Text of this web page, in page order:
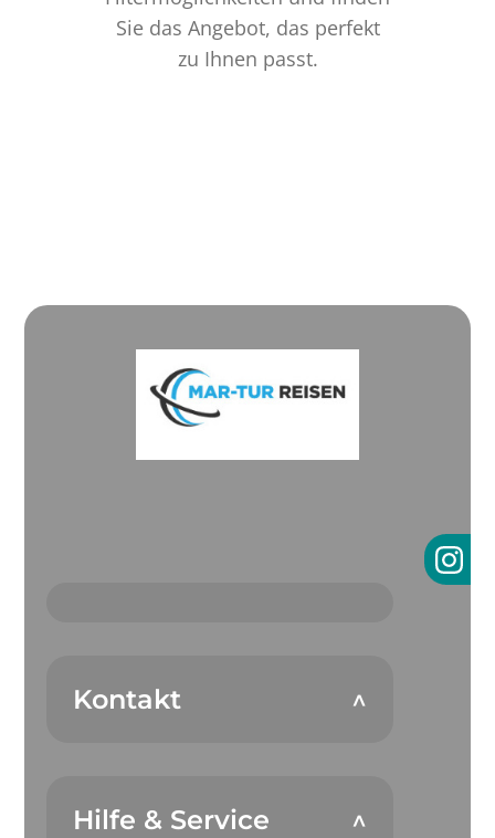
Sie das Angebot, das perfekt
zu Ihnen passt.
Kontakt
Hilfe & Service